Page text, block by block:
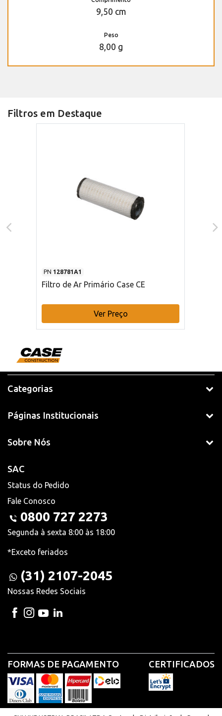
9,50 cm
Peso
8,00 g
Filtros em Destaque
PN 128781A1
Filtro de Ar Primário Case CE
Ver Preço
Categorias
Páginas Institucionais
Sobre Nós
SAC
Status do Pedido
Fale Conosco
0800 727 2273
Segunda à sexta 8:00 às 18:00
*Exceto feriados
(31) 2107-2045
Nossas Redes Sociais
FORMAS DE PAGAMENTO CERTIFICADOS